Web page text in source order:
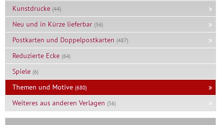
Kunstdrucke (44)
Neu und in Kürze lieferbar (56)
Postkarten und Doppelpostkarten (487)
Reduzierte Ecke (64)
Spiele (6)
Themen und Motive (680)
Weiteres aus anderen Verlagen (56)